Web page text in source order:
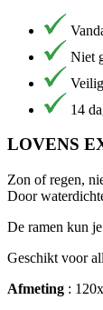
Niet
14
LOVENS
Zon of regen,
Door
De ramen kun
Geschikt voor
Afmeting :